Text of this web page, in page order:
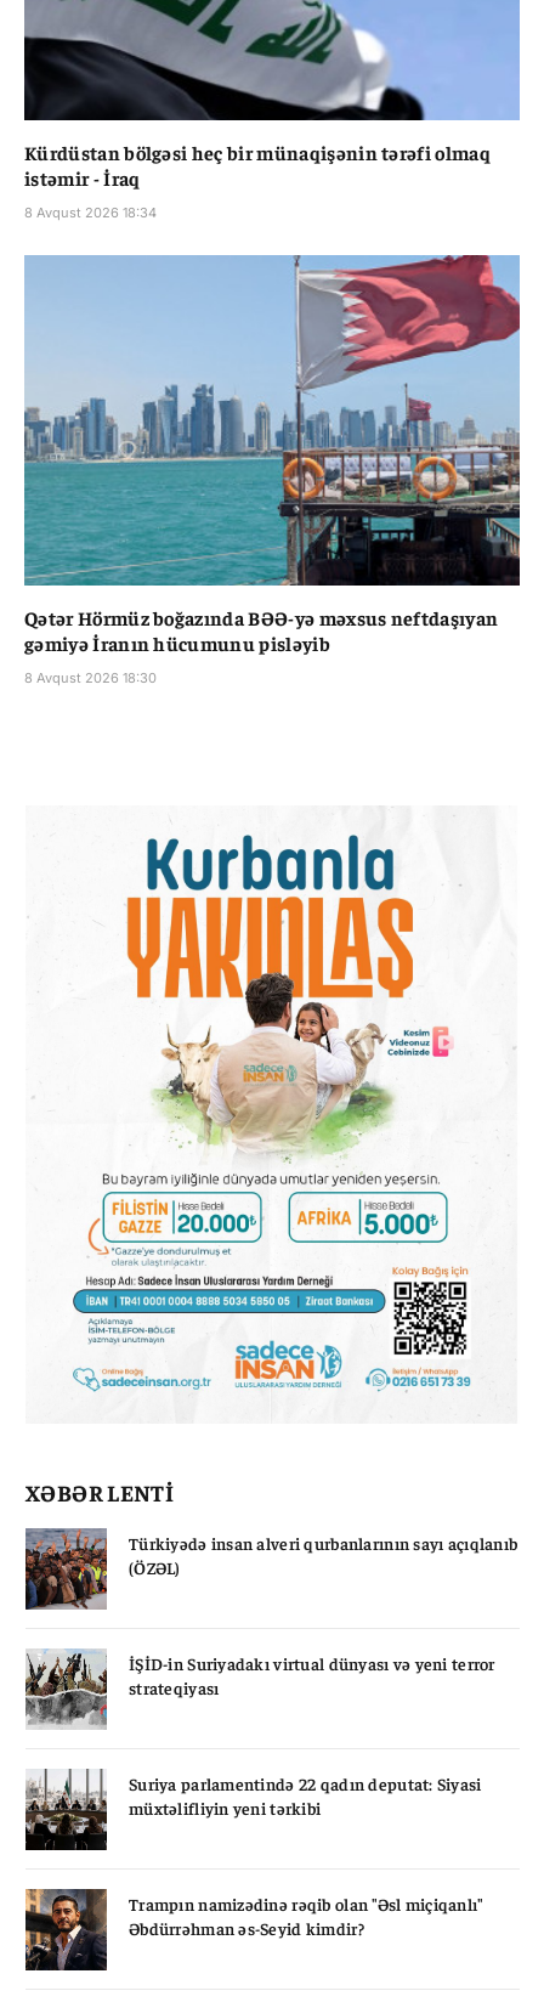
Kürdüstan bölgəsi heç bir münaqişənin tərəfi olmaq
istəmir - İraq
8 Avqust 2026 18:34
Qətər Hörmüz boğazında BƏƏ-yə məxsus neftdaşıyan
gəmiyə İranın hücumunu pisləyib
8 Avqust 2026 18:30
XƏBƏR LENTİ
Türkiyədə insan alveri qurbanlarının sayı açıqlanıb
(ÖZƏL)
İŞİD-in Suriyadakı virtual dünyası və yeni terror
strateqiyası
Suriya parlamentində 22 qadın deputat: Siyasi
müxtəlifliyin yeni tərkibi
Trampın namizədinə rəqib olan "Əsl miçiqanlı"
Əbdürrəhman əs-Seyid kimdir?